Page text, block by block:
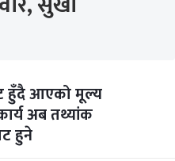
हुँदै आएको मूल्य
अब तथ्यांक
हुने